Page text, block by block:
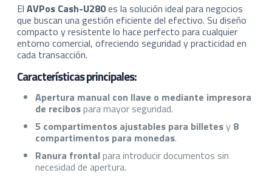
ElAVPos Cash-U280es la solución ideal para negocios
que buscan una gestión eficiente del efectivo. Su diseño
compacto y resistente lo hace perfecto para cualquier
entorno comercial, ofreciendo seguridad y practicidad en
cada transacción.
Características principales:
Apertura manual con llave o mediante impresora
de recibospara mayor seguridad.
5 compartimentos ajustables para billetesy 8
compartimentos para monedas.
Ranura frontalpara introducir documentos sin
necesidad de apertura.